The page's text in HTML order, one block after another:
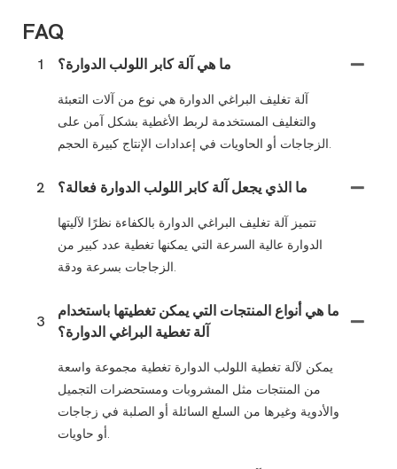
FAQ
1 ما هي آلة كابر اللولب الدوارة؟
آلة تغليف البراغي الدوارة هي نوع من آلات التعبئة
والتغليف المستخدمة لربط الأغطية بشكل آمن على
الزجاجات أو الحاويات في إعدادات الإنتاج كبيرة الحجم.
2 ما الذي يجعل آلة كابر اللولب الدوارة فعالة؟
تتميز آلة تغليف البراغي الدوارة بالكفاءة نظرًا لآليتها
الدوارة عالية السرعة التي يمكنها تغطية عدد كبير من
الزجاجات بسرعة ودقة.
3
ما هي أنواع المنتجات التي يمكن تغطيتها باستخدام
آلة تغطية البراغي الدوارة؟
يمكن لآلة تغطية اللولب الدوارة تغطية مجموعة واسعة
من المنتجات مثل المشروبات ومستحضرات التجميل
والأدوية وغيرها من السلع السائلة أو الصلبة في زجاجات
أو حاويات.